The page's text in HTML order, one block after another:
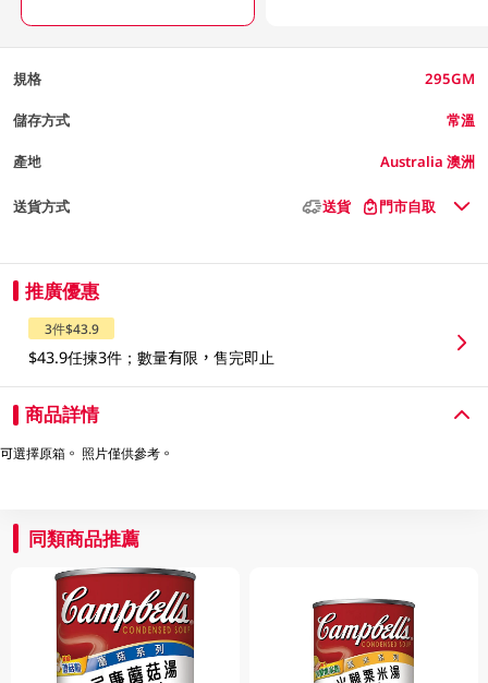
規格 295GM
儲存方式 常溫
產地 Australia 澳洲
送貨方式 送貨 門市自取
推廣優惠
3件$43.9
$43.9任揀3件；數量有限，售完即止
商品詳情
可選擇原箱。 照片僅供參考。
同類商品推薦